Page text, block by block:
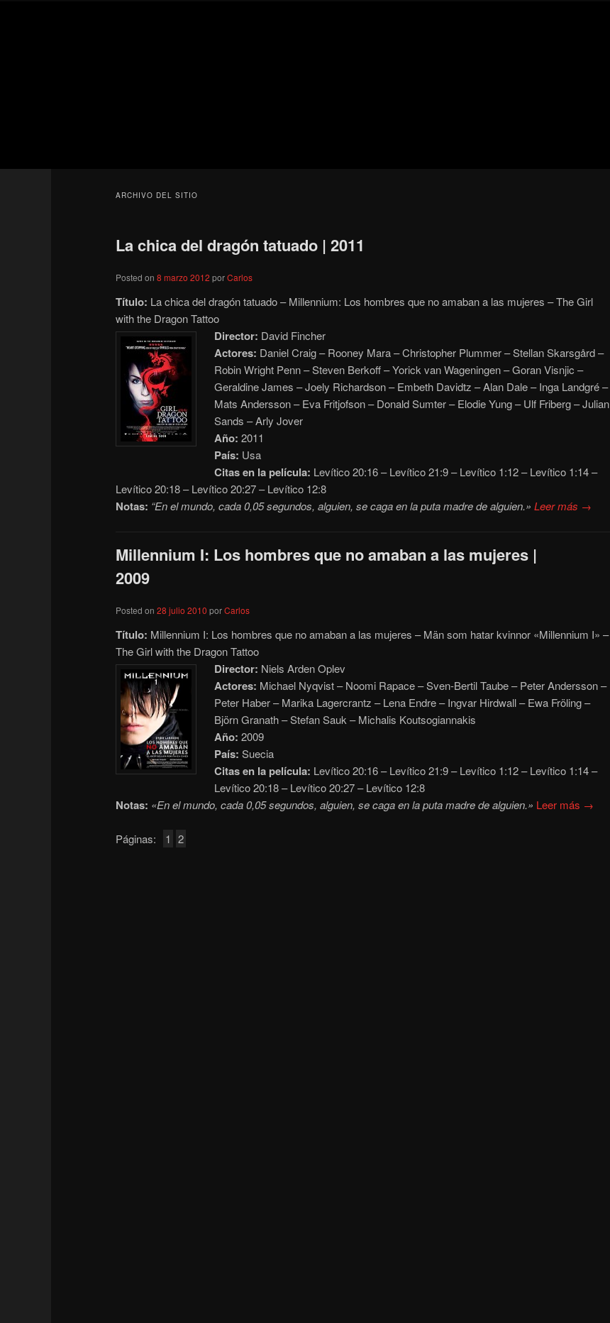
ARCHIVO DEL SITIO
La chica del dragón tatuado | 2011
Posted on8 marzo 2012 porCarlos
Título: La chica del dragón tatuado – Millennium: Los hombres que no amaban a las mujeres – The Girl
with the Dragon Tattoo
Director: David Fincher
Actores: Daniel Craig – Rooney Mara – Christopher Plummer – Stellan Skarsgård –
Robin Wright Penn – Steven Berkoff – Yorick van Wageningen – Goran Visnjic –
Geraldine James – Joely Richardson – Embeth Davidtz – Alan Dale – Inga Landgré –
Mats Andersson – Eva Fritjofson – Donald Sumter – Elodie Yung – Ulf Friberg – Julian
Sands – Arly Jover
Año: 2011
País: Usa
Citas en la película: Levítico 20:16 – Levítico 21:9 – Levítico 1:12 – Levítico 1:14 –
Levítico 20:18 – Levítico 20:27 – Levítico 12:8
Notas: “En el mundo, cada 0,05 segundos, alguien, se caga en la puta madre de alguien.»Leer más →
Millennium I: Los hombres que no amaban a las mujeres |
2009
Posted on28 julio 2010 porCarlos
Título: Millennium I: Los hombres que no amaban a las mujeres – Män som hatar kvinnor «Millennium I» –
The Girl with the Dragon Tattoo
Director: Niels Arden Oplev
Actores: Michael Nyqvist – Noomi Rapace – Sven-Bertil Taube – Peter Andersson –
Peter Haber – Marika Lagercrantz – Lena Endre – Ingvar Hirdwall – Ewa Fröling –
Björn Granath – Stefan Sauk – Michalis Koutsogiannakis
Año: 2009
País: Suecia
Citas en la película: Levítico 20:16 – Levítico 21:9 – Levítico 1:12 – Levítico 1:14 –
Levítico 20:18 – Levítico 20:27 – Levítico 12:8
Notas: «En el mundo, cada 0,05 segundos, alguien, se caga en la puta madre de alguien.» Leer más →
Páginas: 1 2